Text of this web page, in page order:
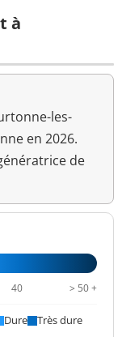
<=0,1 mg/L
>=6,5 et <=9
unité pH
à
les-
en 2026.
de
40 > 50 +
Dure Très dure